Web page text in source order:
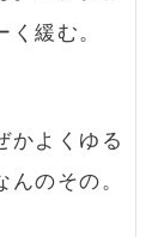
緩む。
かよくゆる
のその。